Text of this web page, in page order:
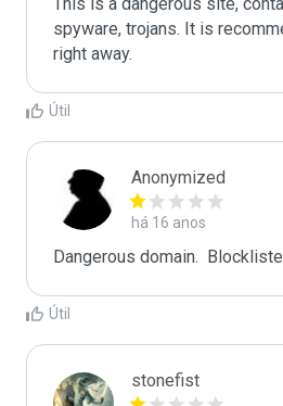
spyware, trojans. It is
right away.
Útil
Anonymized
há 16 anos
Dangerous domain.
Útil
stonefist